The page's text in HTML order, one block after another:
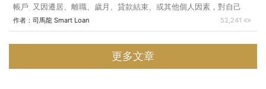
帳戶; 又因遷居、離職、歲月、貸款結束、或其他個人因素，對自己在
銀行開立的帳戶狀況不復記憶... 管理又不方便，造成民眾許多困擾... 民
眾想清理久未往來的存款帳戶，似乎因此非常麻煩。銀行公會已經免費
提供協助本人查詢的服務囉!現在只要至銀行公會網站下載申請書，填
妥後檢附相關身分證明文件，以親送、郵寄或電子郵件傳送至銀行公
會，公會將轉請會員銀行協助查詢；如果您在該銀行有存款帳戶，該銀
作者： 司馬龍 Smart Loan 52,241
更多文章